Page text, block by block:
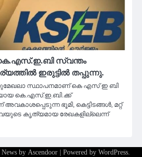
കെ.എസ്.ഇ.ബി സ്വന്തം
ഇരുട്ടിൽ തപ്പുന്നു.
സ്ഥാപനമാണ് കെ എസ് ഇ ബി
കെ.എസ്.ഇ.ബി.ക്ക്
അവകാശപ്പെടുന്ന ഭൂമി, കെട്ടിടങ്ങൾ, മറ്റ്
കൃത്യമായ രേഖകളില്ലെന്ന്
News by Ascendoor| Powered by WordPress.